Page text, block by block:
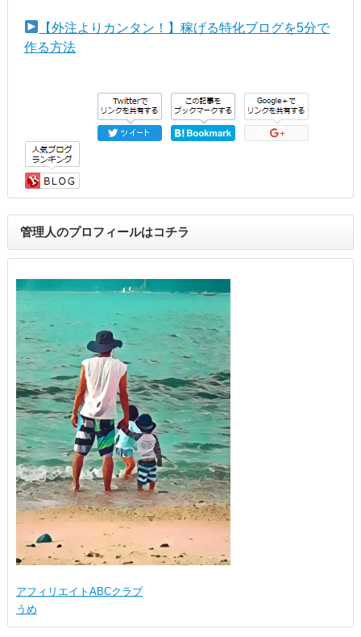
【外注よりカンタン！】稼げる特化ブログを5分で
作る方法
管理人のプロフィールはコチラ
アフィリエイトABCクラブ
うめ